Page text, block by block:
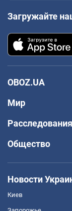
Загружайте
OBOZ.UA
Мир
Расследования
Общество
Новости
Киев